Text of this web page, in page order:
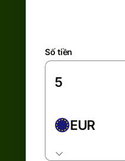
Số tiền
EUR